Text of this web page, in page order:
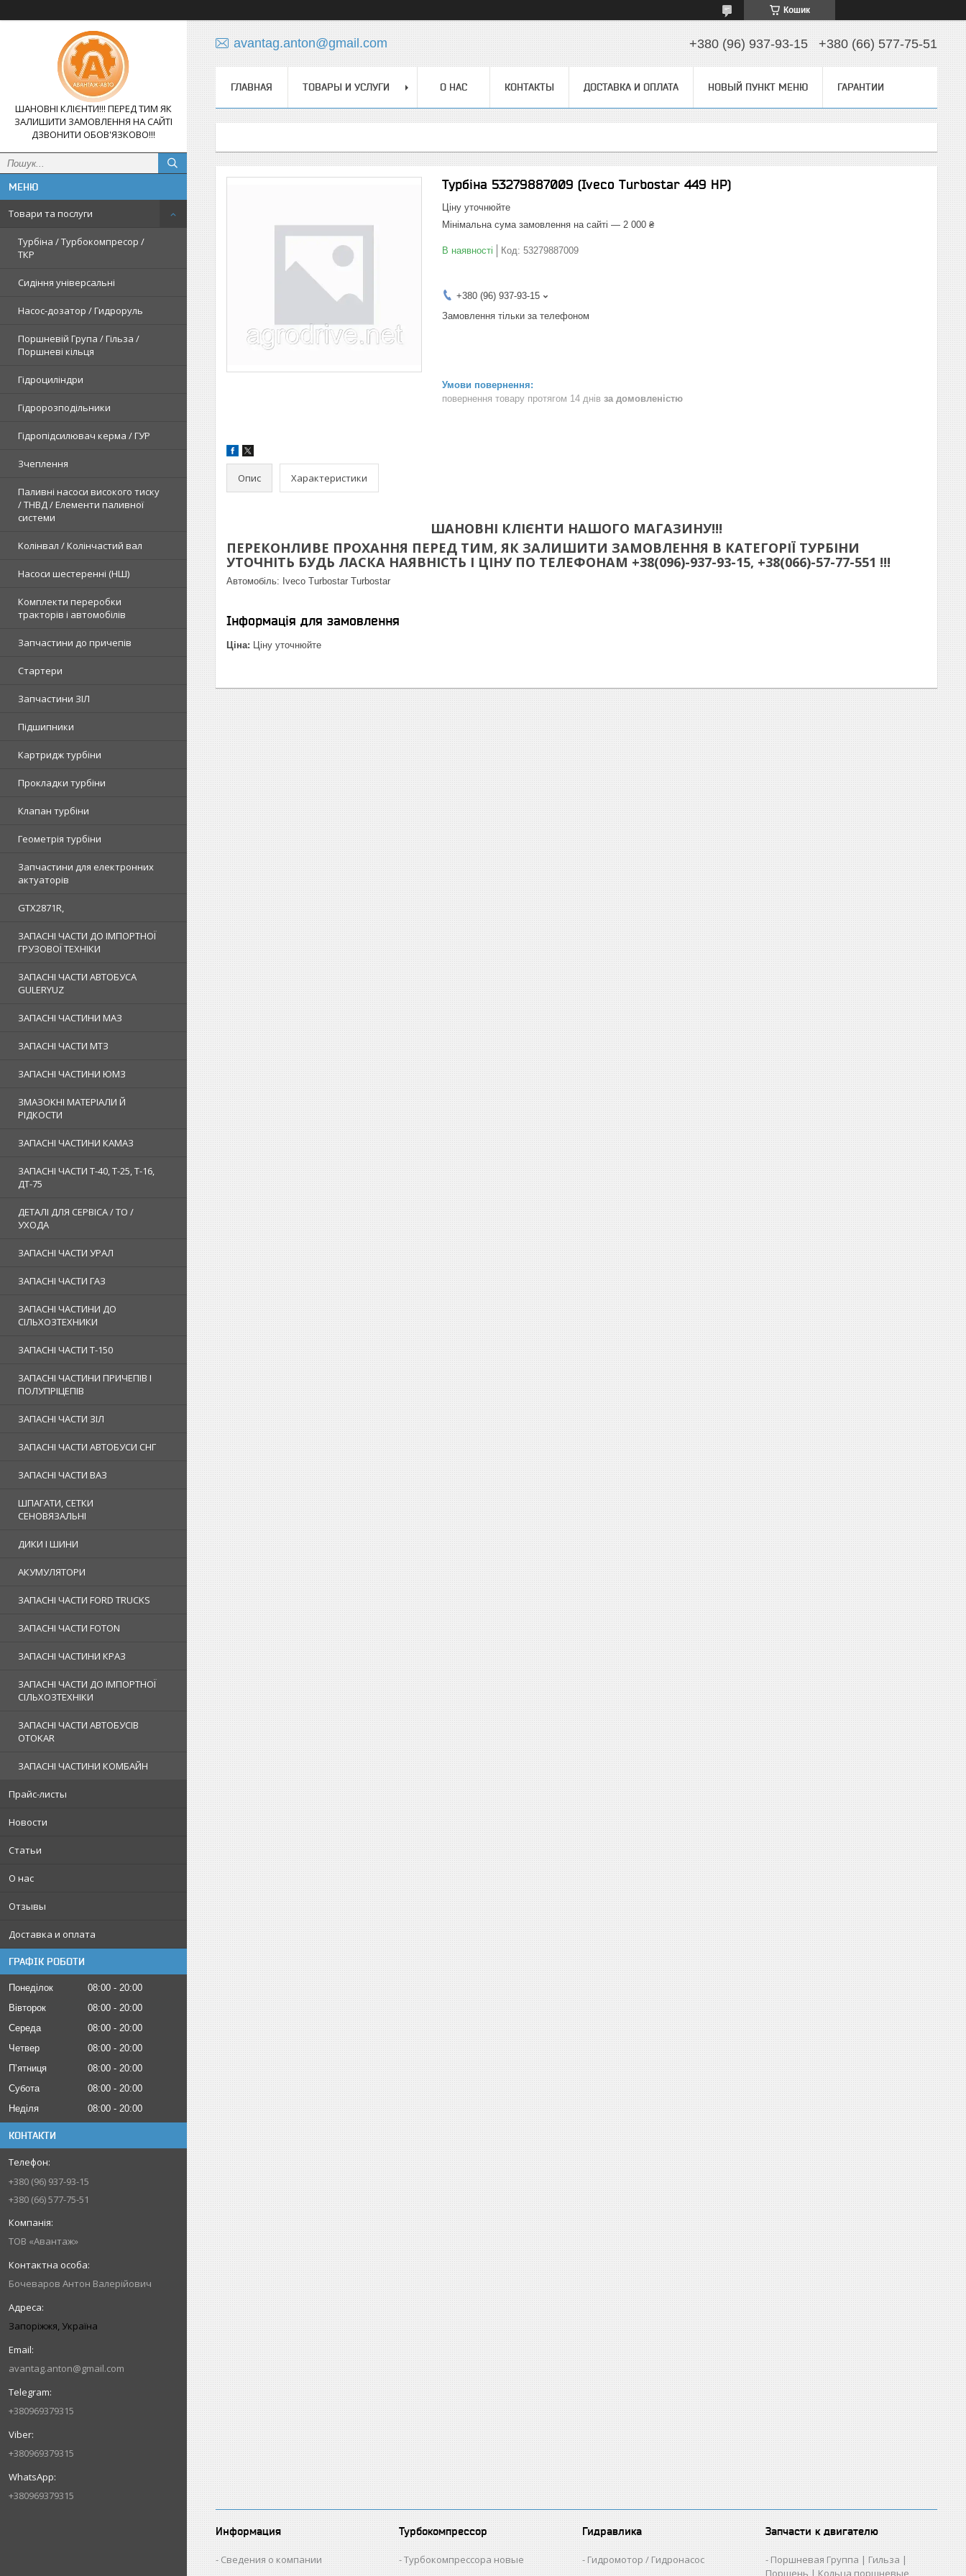
Кошик
ШАНОВНІ КЛІЄНТИ!!! ПЕРЕД ТИМ ЯК
ЗАЛИШИТИ ЗАМОВЛЕННЯ НА САЙТІ
ДЗВОНИТИ ОБОВ'ЯЗКОВО!!!
Товари та послуги
Турбіна / Турбокомпресор /
ТКР
Сидіння універсальні
Насос-дозатор / Гидроруль
Поршневій Група / Гільза /
Поршневі кільця
Гідроциліндри
Гідророзподільники
Гідропідсилювач керма / ГУР
Зчеплення
Паливні насоси високого тиску
/ ТНВД / Елементи паливної
системи
Колінвал / Колінчастий вал
Насоси шестеренні (НШ)
Комплекти переробки
тракторів і автомобілів
Запчастини до причепів
Стартери
Запчастини ЗІЛ
Підшипники
Картридж турбіни
Прокладки турбіни
Клапан турбіни
Геометрія турбіни
Запчастини для електронних
актуаторів
GTX2871R,
ЗАПАСНІ ЧАСТИ ДО ІМПОРТНОЇ
ГРУЗОВОЇ ТЕХНІКИ
ЗАПАСНІ ЧАСТИ АВТОБУСА
GULERYUZ
ЗАПАСНІ ЧАСТИНИ МАЗ
ЗАПАСНІ ЧАСТИ МТЗ
ЗАПАСНІ ЧАСТИНИ ЮМЗ
ЗМАЗОКНІ МАТЕРІАЛИ Й
РІДКОСТИ
ЗАПАСНІ ЧАСТИНИ КАМАЗ
ЗАПАСНІ ЧАСТИ Т-40, Т-25, Т-16,
ДТ-75
ДЕТАЛІ ДЛЯ СЕРВІСА / ТО /
УХОДА
ЗАПАСНІ ЧАСТИ УРАЛ
ЗАПАСНІ ЧАСТИ ГАЗ
ЗАПАСНІ ЧАСТИНИ ДО
СІЛЬХОЗТЕХНИКИ
ЗАПАСНІ ЧАСТИ Т-150
ЗАПАСНІ ЧАСТИНИ ПРИЧЕПІВ І
ПОЛУПРІЦЕПІВ
ЗАПАСНІ ЧАСТИ ЗІЛ
ЗАПАСНІ ЧАСТИ АВТОБУСИ СНГ
ЗАПАСНІ ЧАСТИ ВАЗ
ШПАГАТИ, СЕТКИ
СЕНОВЯЗАЛЬНІ
ДИКИ І ШИНИ
АКУМУЛЯТОРИ
ЗАПАСНІ ЧАСТИ FORD TRUCKS
ЗАПАСНІ ЧАСТИ FOTON
ЗАПАСНІ ЧАСТИНИ КРАЗ
ЗАПАСНІ ЧАСТИ ДО ІМПОРТНОЇ
СІЛЬХОЗТЕХНІКИ
ЗАПАСНІ ЧАСТИ АВТОБУСІВ
OTOKAR
ЗАПАСНІ ЧАСТИНИ КОМБАЙН
Прайс-листы
Новости
Статьи
О нас
Отзывы
Доставка и оплата
ГРАФІК РОБОТИ
Понеділок 08:00
20:00
Вівторок
08:00
20:00
Середа
08:00
20:00
Четвер
08:00
20:00
Пʼятниця
08:00
20:00
Субота
08:00
20:00
Неділя
08:00 20:00
КОНТАКТИ
+380 (96) 937-93-15
+380 (66) 577-75-51
ТОВ «Авантаж»
Бочеваров Антон Валерійович
Запоріжжя, Україна
avantag.anton@gmail.com
+380969379315
+380969379315
+380969379315
avantag.anton@gmail.com +380 (96) 937-93-15 +380 (66) 577-75-51
ГЛАВНАЯ ТОВАРЫ И УСЛУГИ О НАС КОНТАКТЫ ДОСТАВКА И ОПЛАТА НОВЫЙ ПУНКТ МЕНЮ ГАРАНТИИ
Турбіна 53279887009 (Iveco Turbostar 449 HP)
Ціну уточнюйте
Мінімальна сума замовлення на сайті — 2 000 ₴
В наявності Код: 53279887009
+380 (96) 937-93-15
Замовлення тільки за телефоном
повернення товару протягом 14 днів за домовленістю
Опис Характеристики
ШАНОВНІ КЛІЄНТИ НАШОГО МАГАЗИНУ!!!
ПЕРЕКОНЛИВЕ ПРОХАННЯ ПЕРЕД ТИМ, ЯК ЗАЛИШИТИ ЗАМОВЛЕННЯ В КАТЕГОРІЇ ТУРБІНИ
УТОЧНІТЬ БУДЬ ЛАСКА НАЯВНІСТЬ І ЦІНУ ПО ТЕЛЕФОНАМ +38(096)-937-93-15, +38(066)-57-77-551 !!!
Автомобіль: Iveco Turbostar Turbostar
Інформація для замовлення
Ціна: Ціну уточнюйте
Информация
Сведения о компании
Турбокомпрессор
Турбокомпрессора новые
Гидравлика
Гидромотор / Гидронасос
Запчасти к двигателю
Поршневая Группа | Гильза |
Поршень | Кольца поршневые